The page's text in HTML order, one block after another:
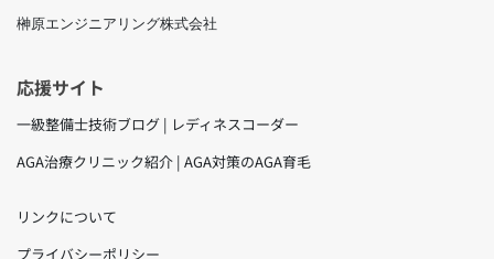
榊原エンジニアリング株式会社
応援サイト
一級整備士技術ブログ | レディネスコーダー
AGA治療クリニック紹介 | AGA対策のAGA育毛
リンクについて
プライバシーポリシー